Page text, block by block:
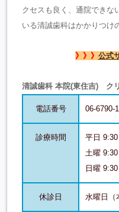
クセスも良く、通院できな
いる清誠歯科はかかりつけ
》》》 公式
清誠歯科 本院(東住吉) ク
電話番号 06-6790-
診療時間
平日
土曜
日曜
休診日 水曜日（